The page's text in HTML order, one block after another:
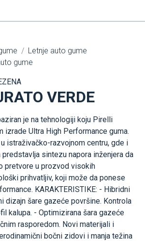
Letnje auto gume
gume
VERDE
je na tehnologiji koju Pirelli
izrade Ultra High Performance guma.
istraživačko-razvojnom centru, gde i
predstavlja sintezu napora inženjera da
pretvore u prozvod visokih
prihvatljiv, koji može da ponese
KARAKTERISTIKE: - Hibridni
dizajn šare gazeće površine. Kontrola
kalupa. - Optimizirana šara gazeće
rasporedom. Novi materijali i
bočni zidovi i manja težina